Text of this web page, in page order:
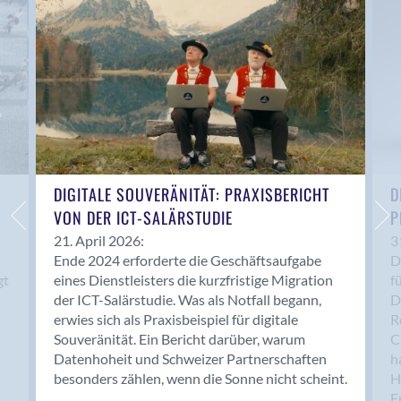
Anwil
Appenzell
Au SG
Baar
Baden
Balsthal
Balzers
Basel
Bassersdorf
Belp
Bendern
Benken (SG)
Bergdietikon
Berlin
Bern
Bern - Liebefeld
DIGITALE SOUVERÄNITÄT: PRAXISBERICHT
VON DER ICT-SALÄRSTUDIE
21. April 2026:
Ende 2024 erforderte die Geschäftsaufgabe
eines Dienstleisters die kurzfristige Migration
der ICT-Salärstudie. Was als Notfall begann,
erwies sich als Praxisbeispiel für digitale
Souveränität. Ein Bericht darüber, warum
Datenhoheit und Schweizer Partnerschaften
besonders zählen, wenn die Sonne nicht scheint.